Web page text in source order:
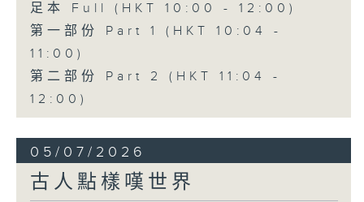
足本 Full (HKT 10:00 - 12:00)
第一部份 Part 1 (HKT 10:04 -
11:00)
第二部份 Part 2 (HKT 11:04 -
12:00)
05/07/2026
古人點樣嘆世界